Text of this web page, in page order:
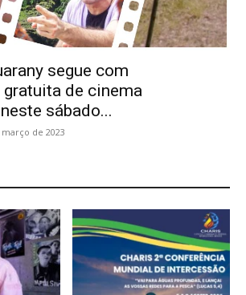
segue com
de cinema
sábado...
de 2023